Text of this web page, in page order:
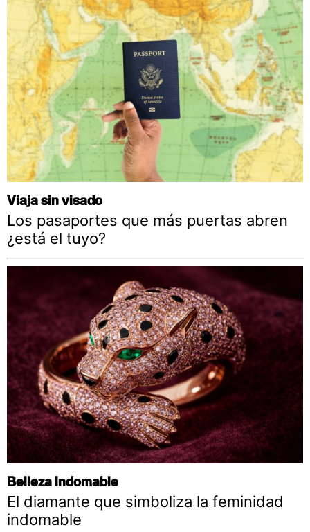
Viaja sin visado
Los pasaportes que más puertas abren
¿está el tuyo?
Belleza indomable
El diamante que simboliza la feminidad
indomable